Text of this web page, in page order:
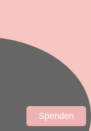
Spenden